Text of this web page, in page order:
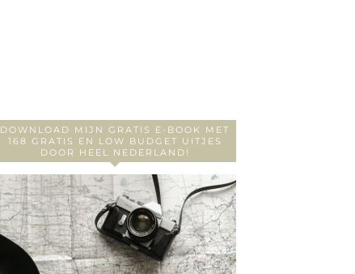
DOWNLOAD MIJN GRATIS E-BOOK MET
168 GRATIS EN LOW BUDGET UITJES
DOOR HEEL NEDERLAND!